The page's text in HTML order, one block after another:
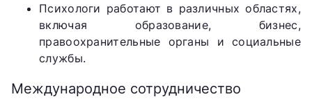
Психологи работают в различных областях,
включая образование, бизнес,
правоохранительные органы и социальные
службы.
Международное сотрудничество